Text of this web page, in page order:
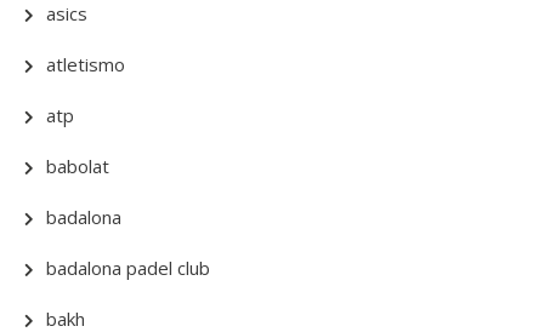
asics
atletismo
atp
babolat
badalona
badalona padel club
bakh